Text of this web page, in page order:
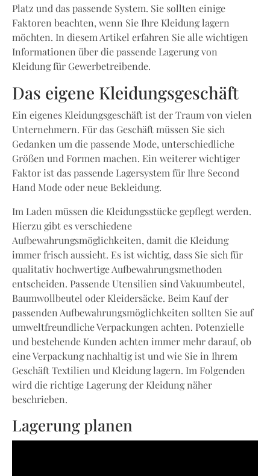
Platz und das passende System. Sie sollten einige
Faktoren beachten, wenn Sie Ihre Kleidung lagern
möchten. In diesem Artikel erfahren Sie alle wichtigen
Informationen über die passende Lagerung von
Kleidung für Gewerbetreibende.
Das eigene Kleidungsgeschäft
Ein eigenes Kleidungsgeschäft ist der Traum von vielen
Unternehmern. Für das Geschäft müssen Sie sich
Gedanken um die passende Mode, unterschiedliche
Größen und Formen machen. Ein weiterer wichtiger
Faktor ist das passende Lagersystem für Ihre Second
Hand Mode oder neue Bekleidung.
Im Laden müssen die Kleidungsstücke gepflegt werden.
Hierzu gibt es verschiedene
Aufbewahrungsmöglichkeiten, damit die Kleidung
immer frisch aussieht. Es ist wichtig, dass Sie sich für
qualitativ hochwertige Aufbewahrungsmethoden
entscheiden. Passende Utensilien sind Vakuumbeutel,
Baumwollbeutel oder Kleidersäcke. Beim Kauf der
passenden Aufbewahrungsmöglichkeiten sollten Sie auf
umweltfreundliche Verpackungen achten. Potenzielle
und bestehende Kunden achten immer mehr darauf, ob
eine Verpackung nachhaltig ist und wie Sie in Ihrem
Geschäft Textilien und Kleidung lagern. Im Folgenden
wird die richtige Lagerung der Kleidung näher
beschrieben.
Lagerung planen